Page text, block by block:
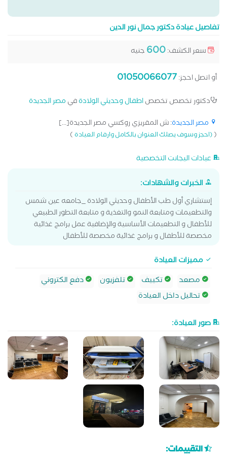
تفاصيل عيادة دكتور جمال نور الدين
سعر الكشف:600 جنيه
أو اتصل احجز:01050066077
دكتور تخصص تخصصاطفال وحديثي الولادةفي مصر الجديدة
مصر الجديدة: ش المقريزي روكسي مصر الجديدة[...]
((احجز وسوف يصلك العنوان بالكامل وارقام العيادة)
عيادات اليجانت التخصصية
الخبرات والشهادات:
إستشاري أول طب الأطفال وحديثي الولادة _جامعه عين شمس
والتطعيمات ومتابعة النمو والتغذية و متابعة التطور الطبيعي
للأطفال و التطعيمات الأساسية والإضافية عمل برامج غذائية
مخصصة للأطفال و برامج غذائية مخصصة للأطفال
مميزات العيادة
مصعد
تكييف تلفزيون
دفع الكتروني
تحاليل داخل العيادة
صور العيادة:
التقييمات: